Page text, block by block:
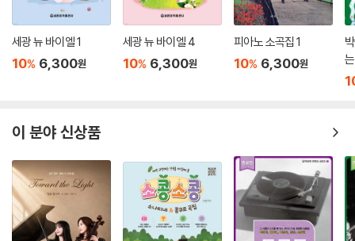
세광 뉴 바이엘 1
10% 6,300원
세광 뉴 바이엘 4
10% 6,300원
피아노 소곡집 1
10% 6,300원
이 분야 신상품